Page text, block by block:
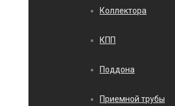
Коллектора
КПП
Поддона
Приемной трубы